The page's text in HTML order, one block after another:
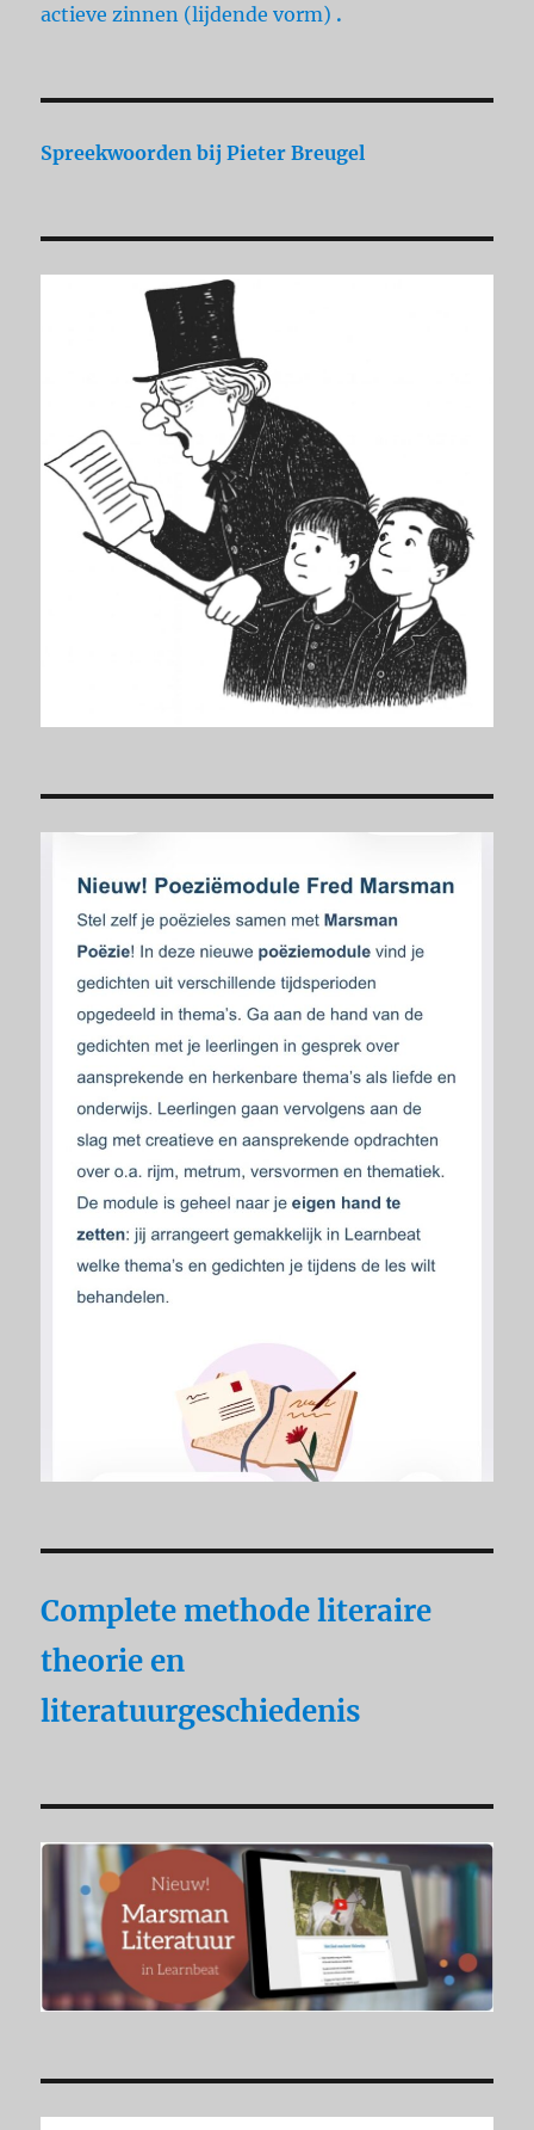
actieve zinnen (lijdende vorm) .
Spreekwoorden bij Pieter Breugel
Complete methode literaire
theorie en
literatuurgeschiedenis